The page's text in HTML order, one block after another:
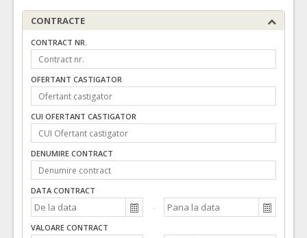
CONTRACTE
CONTRACT NR.
OFERTANT CASTIGATOR
CUI OFERTANT CASTIGATOR
DENUMIRE CONTRACT
DATA CONTRACT
VALOARE CONTRACT